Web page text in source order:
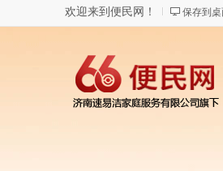
欢迎来到便民网！ 保存到